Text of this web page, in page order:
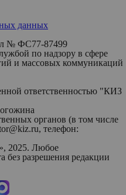
данных
№ ФС77-87499
по надзору в сфере
и массовых коммуникаций
ответственностью "КИЗ
органов (в том числе
телефон:
2025. Любое
без разрешения редакции